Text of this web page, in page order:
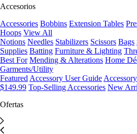
Accesorios
Accessories Bobbins Extension Tables
Hoops View All
Notions Needles Stabilizers Scissors Bags
Supplies Batting Furniture & Lighting
Best For Mending & Alterations Home
Garments/Utility
Featured Accessory User Guide
$149.99 Top-Selling Accessories New
Ofertas